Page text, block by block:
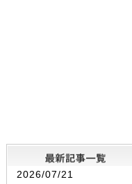
2026/07/21